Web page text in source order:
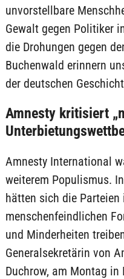
unvorstellbare
Gewalt gegen Politiker
die Drohungen gegen
Buchenwald erinnern
der deutschen
Amnesty kritisiert
Amnesty International
weiterem Populismus.
hätten sich die
menschenfeindlichen
und Minderheiten
Generalsekretärin von
Duchrow, am Montag in